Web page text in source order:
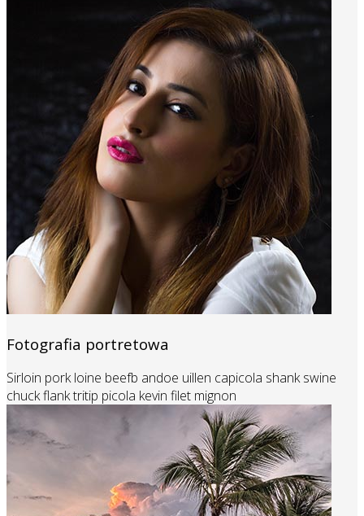
Fotografia portretowa
Sirloin pork loine beefb andoe uillen capicola shank swine
chuck flank tritip picola kevin filet mignon